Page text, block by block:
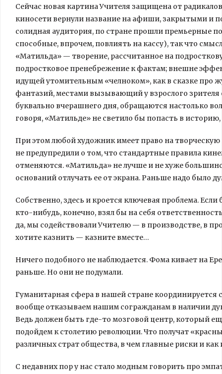
Сейчас новая картина Учителя защищена от
киносети вернули название на афиши, закрытыми и
солидная аудитория, по стране прошли премьерные
способные, впрочем, повлиять на кассу), так что
«Матильда» — творение, рассчитанное на
подростковое пренебрежение к фактам; внешне
идущей утомительным «челноком», как в сказке про
фантазий, местами вызывающий у взрослого
буквально вчерашнего дня, обращаются настолько
говоря, «Матильде» не светило бы попасть в
При этом любой художник имеет право на творческую
не предупредили о том, что стандартные правила
отменяются. «Матильда» не лучше и не хуже
оснований отлучать ее от экрана. Раньше надо было
Собственно, здесь и кроется ключевая проблема.
кто-нибудь, конечно, взял бы на себя
да, мы содействовали Учителю — в производстве, в
хотите казнить — казните вместе…
Ничего подобного не наблюдается. Фома кивает на
раньше. Но они не подумали.
Гуманитарная сфера в нашей стране
вообще отказываем нашим согражданам в наличии
Ведь должен быть где-то мозговой центр, который
подойдем к столетию революции. Что получат
различных страт общества, в чем главные риски и как
С недавних пор у нас стало модным говорить про